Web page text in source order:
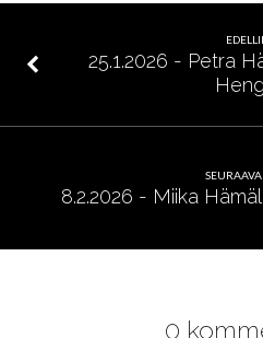
valinta25.1.2026 - Petra
SEURAAVA
8.2.2026 - Miika
0